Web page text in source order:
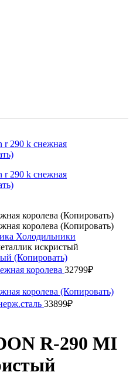
Холодильники
искристый
королева 32799₽
33899₽
R-290 MI